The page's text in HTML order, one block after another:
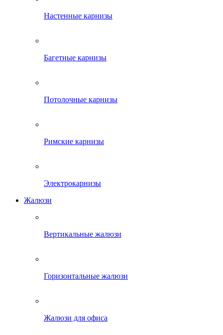
Настенные карнизы
Багетные карнизы
Потолочные карнизы
Римские карнизы
Электрокарнизы
Жалюзи
Вертикальные жалюзи
Горизонтальные жалюзи
Жалюзи для офиса